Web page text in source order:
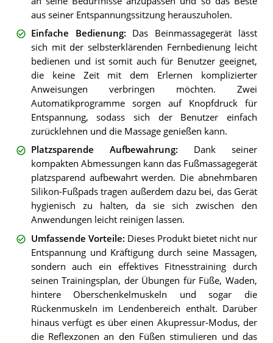
aus seiner Entspannungssitzung herauszuholen.
Einfache Bedienung: Das Beinmassagegerät lässt
sich mit der selbsterklärenden Fernbedienung leicht
bedienen und ist somit auch für Benutzer geeignet,
die keine Zeit mit dem Erlernen komplizierter
Anweisungen verbringen möchten. Zwei
Automatikprogramme sorgen auf Knopfdruck für
Entspannung, sodass sich der Benutzer einfach
zurücklehnen und die Massage genießen kann.
Platzsparende Aufbewahrung: Dank seiner
kompakten Abmessungen kann das Fußmassagegerät
platzsparend aufbewahrt werden. Die abnehmbaren
Silikon-Fußpads tragen außerdem dazu bei, das Gerät
hygienisch zu halten, da sie sich zwischen den
Anwendungen leicht reinigen lassen.
Umfassende Vorteile: Dieses Produkt bietet nicht nur
Entspannung und Kräftigung durch seine Massagen,
sondern auch ein effektives Fitnesstraining durch
seinen Trainingsplan, der Übungen für Füße, Waden,
hintere Oberschenkelmuskeln und sogar die
Rückenmuskeln im Lendenbereich enthält. Darüber
hinaus verfügt es über einen Akupressur-Modus, der
die Reflexzonen an den Füßen stimulieren und das